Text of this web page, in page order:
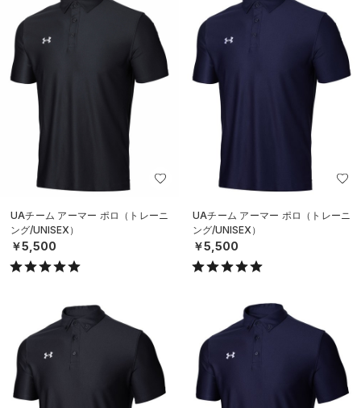
UAチーム アーマー ポロ（トレーニ
ング/UNISEX）
￥5,500
UAチーム アーマー ポロ（トレーニ
ング/UNISEX）
￥5,500